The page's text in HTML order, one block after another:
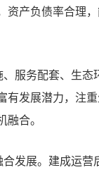
产负债率合理
服务配套、生
发展潜力，注
合。
发展。建成运